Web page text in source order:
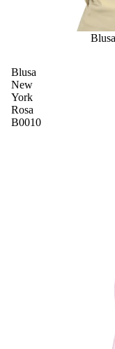
Blusa
New
York
Rosa
B0010